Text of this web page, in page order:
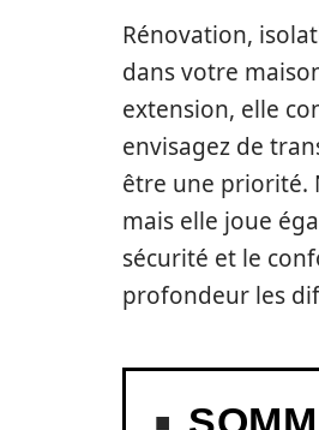
Rénovation,
dans votre
extension, elle
envisagez de
être une priorité.
mais elle joue
sécurité et le
profondeur les